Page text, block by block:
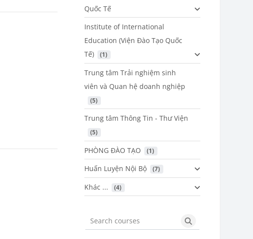
Quốc Tế
Institute of International
Education (Viện Đào Tạo Quốc
Tế)
(1)
Trung tâm Trải nghiệm sinh
viên và Quan hệ doanh nghiệp
(5)
Trung tâm Thông Tin - Thư Viện
(5)
PHÒNG ĐÀO TẠO (1)
Huấn Luyện Nội Bộ (7)
Khác ... (4)
Search courses Search courses